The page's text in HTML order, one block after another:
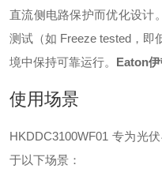
直流侧电路保护而优化设计
测试（如 Freeze tested，即
境中保持可靠运行。 Eaton
使用场景
HKDDC3100WF01 专为光
于以下场景：